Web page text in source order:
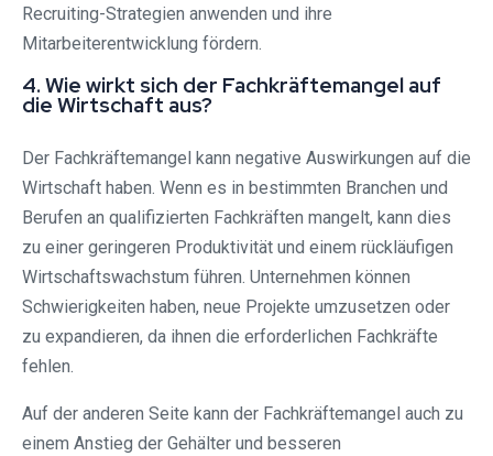
Recruiting-Strategien anwenden und ihre
Mitarbeiterentwicklung fördern.
4. Wie wirkt sich der Fachkräftemangel auf
die Wirtschaft aus?
Der Fachkräftemangel kann negative Auswirkungen auf die
Wirtschaft haben. Wenn es in bestimmten Branchen und
Berufen an qualifizierten Fachkräften mangelt, kann dies
zu einer geringeren Produktivität und einem rückläufigen
Wirtschaftswachstum führen. Unternehmen können
Schwierigkeiten haben, neue Projekte umzusetzen oder
zu expandieren, da ihnen die erforderlichen Fachkräfte
fehlen.
Auf der anderen Seite kann der Fachkräftemangel auch zu
einem Anstieg der Gehälter und besseren